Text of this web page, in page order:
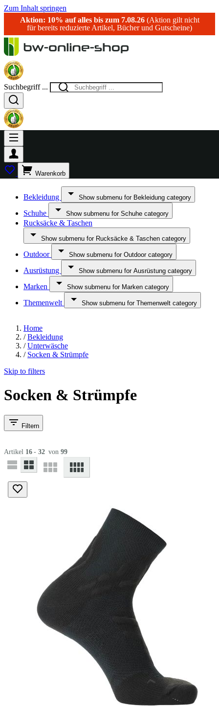
Zum Inhalt springen
Aktion: 10% auf alles bis zum 7.08.26(Aktion gilt nicht
für bereits reduzierte Artikel, Bücher und Gutscheine)
Suchbegriff ...
Warenkorb
Bekleidung Show submenu for Bekleidung category
Schuhe Show submenu for Schuhe category
Rucksäcke & Taschen
Show submenu for Rucksäcke & Taschen category
Outdoor Show submenu for Outdoor category
Ausrüstung Show submenu for Ausrüstung category
Marken Show submenu for Marken category
Themenwelt Show submenu for Themenwelt category
Home
/ Bekleidung
/ Unterwäsche
/ Socken & Strümpfe
Skip to filters
Socken & Strümpfe
Filtern
Artikel 16 - 32 von 99